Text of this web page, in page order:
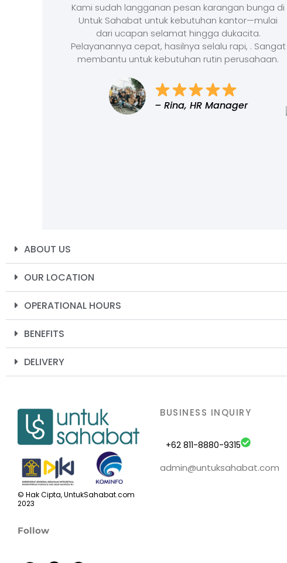
Kami sudah langganan pesan karangan bunga di
Untuk Sahabat untuk kebutuhan kantor—mulai
dari ucapan selamat hingga dukacita.
Pelayanannya cepat, hasilnya selalu rapi, . Sangat
membantu untuk kebutuhan rutin perusahaan.
– Rina, HR Manager
ABOUT US
OUR LOCATION
OPERATIONAL HOURS
BENEFITS
DELIVERY
© Hak Cipta, UntukSahabat.com
2023
Follow
BUSINESS INQUIRY
+62 811-8880-9315
admin@untuksahabat.com